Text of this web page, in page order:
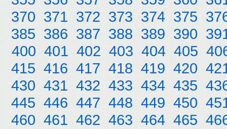
370 371 372 373 374 375
385 386 387 388 389 390
400 401 402 403 404 405
415 416 417 418 419 420
430 431 432 433 434 435
445 446 447 448 449 450
460 461 462 463 464 465